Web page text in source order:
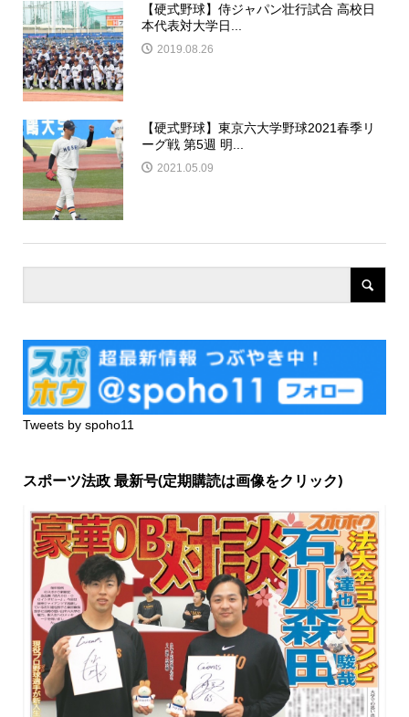
【硬式野球】侍ジャパン壮行試合 高校日
本代表対大学日...
2019.08.26
【硬式野球】東京六大学野球2021春季リ
ーグ戦 第5週 明...
2021.05.09
Tweets by spoho11
スポーツ法政 最新号(定期購読は画像をクリック)